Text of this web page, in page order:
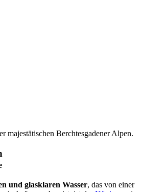
majestätischen Berchtesgadener Alpen.
und glasklaren Wasser, das von einer